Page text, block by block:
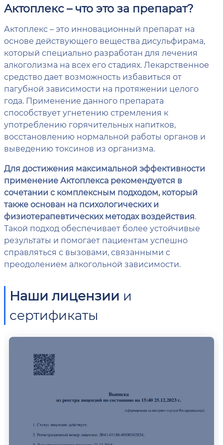
Актоплекс – что это за препарат?
Актоплекс – это инновационный препарат на
основе действующего вещества дисульфирама,
который специально разработан для лечения
алкоголизма на всех его стадиях. Лекарственное
средство дает возможность избавиться от
пагубной зависимости на протяжении целого
года. Применение данного препарата
способствует угнетению стремления к
употреблению горячительных напитков,
восстановлению нормальной работы органов и
выведению токсинов из организма.
Для достижения максимальной эффективности
применение Актоплекса рекомендуется в
сочетании с комплексным подходом, который
также основан на психологических и
физиотерапевтических методах воздействия.
Такой подход обеспечивает более устойчивые
результаты и помогает пациентам успешно
справляться с вызовами, связанными с
преодолением алкогольной зависимости.
Наши лицензии и
сертификаты